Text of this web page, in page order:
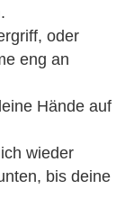
oder
eng an
Hände auf
wieder
bis deine